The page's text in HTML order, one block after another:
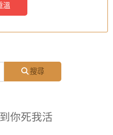
溫
搜尋
你死我活